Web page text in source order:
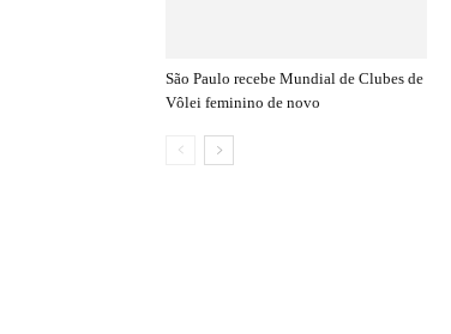
São Paulo recebe Mundial de Clubes de
Vôlei feminino de novo